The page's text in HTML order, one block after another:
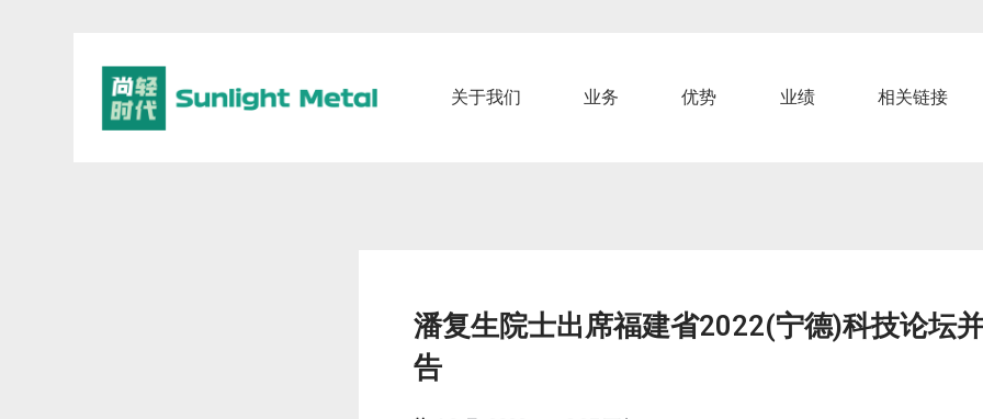
关于我们 业务 优势 业绩 相关链接
潘复生院士出席福建省2022(宁德)科技论坛
告